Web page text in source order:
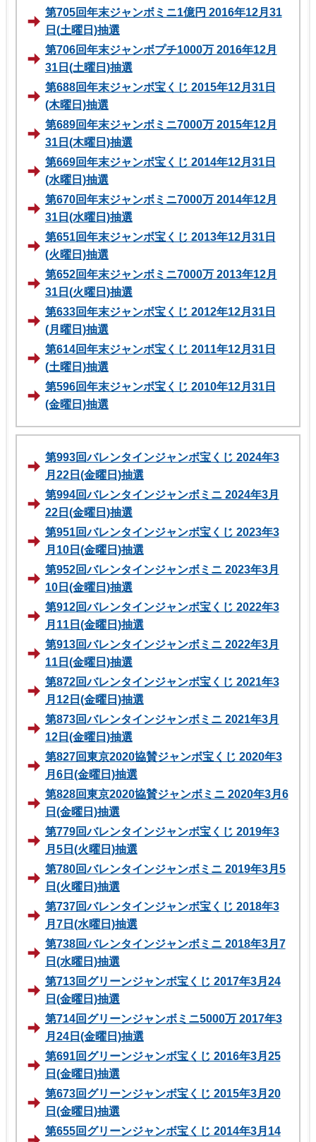
第705回年末ジャンボミニ1億円 2016年12月31
日(土曜日)抽選
第706回年末ジャンボプチ1000万 2016年12月
31日(土曜日)抽選
第688回年末ジャンボ宝くじ 2015年12月31日
(木曜日)抽選
第689回年末ジャンボミニ7000万 2015年12月
31日(木曜日)抽選
第669回年末ジャンボ宝くじ 2014年12月31日
(水曜日)抽選
第670回年末ジャンボミニ7000万 2014年12月
31日(水曜日)抽選
第651回年末ジャンボ宝くじ 2013年12月31日
(火曜日)抽選
第652回年末ジャンボミニ7000万 2013年12月
31日(火曜日)抽選
第633回年末ジャンボ宝くじ 2012年12月31日
(月曜日)抽選
第614回年末ジャンボ宝くじ 2011年12月31日
(土曜日)抽選
第596回年末ジャンボ宝くじ 2010年12月31日
(金曜日)抽選
第993回バレンタインジャンボ宝くじ 2024年3
月22日(金曜日)抽選
第994回バレンタインジャンボミニ 2024年3月
22日(金曜日)抽選
第951回バレンタインジャンボ宝くじ 2023年3
月10日(金曜日)抽選
第952回バレンタインジャンボミニ 2023年3月
10日(金曜日)抽選
第912回バレンタインジャンボ宝くじ 2022年3
月11日(金曜日)抽選
第913回バレンタインジャンボミニ 2022年3月
11日(金曜日)抽選
第872回バレンタインジャンボ宝くじ 2021年3
月12日(金曜日)抽選
第873回バレンタインジャンボミニ 2021年3月
12日(金曜日)抽選
第827回東京2020協賛ジャンボ宝くじ 2020年3
月6日(金曜日)抽選
第828回東京2020協賛ジャンボミニ 2020年3月6
日(金曜日)抽選
第779回バレンタインジャンボ宝くじ 2019年3
月5日(火曜日)抽選
第780回バレンタインジャンボミニ 2019年3月5
日(火曜日)抽選
第737回バレンタインジャンボ宝くじ 2018年3
月7日(水曜日)抽選
第738回バレンタインジャンボミニ 2018年3月7
日(水曜日)抽選
第713回グリーンジャンボ宝くじ 2017年3月24
日(金曜日)抽選
第714回グリーンジャンボミニ5000万 2017年3
月24日(金曜日)抽選
第691回グリーンジャンボ宝くじ 2016年3月25
日(金曜日)抽選
第673回グリーンジャンボ宝くじ 2015年3月20
日(金曜日)抽選
第655回グリーンジャンボ宝くじ 2014年3月14